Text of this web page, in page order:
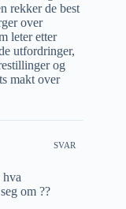
rekker de best
over
leter etter
utfordringer,
og
makt over
SVAR
om ??